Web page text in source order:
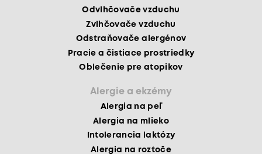
Odvlhčovače vzduchu
Zvlhčovače vzduchu
Odstraňovače alergénov
Pracie a čistiace prostriedky
Oblečenie pre atopikov
Alergie a ekzémy
Alergia na peľ
Alergia na mlieko
Intolerancia laktózy
Alergia na roztoče